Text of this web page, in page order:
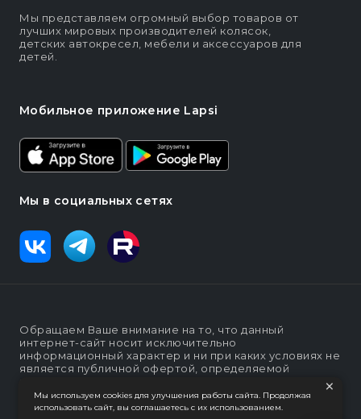
Мы представляем огромный выбор товаров от
лучших мировых производителей колясок,
детских автокресел, мебели и аксессуаров для
детей.
Мобильное приложение Lapsi
Мы в социальных сетях
Обращаем Ваше внимание на то, что данный
интернет-сайт носит исключительно
информационный характер и ни при каких условиях не
является публичной офертой, определяемой
положениями статьи п. 2 ст. 437 Гражданского кодекса
Российской Федерации
Политика конфеденциальности
×
Мы используем cookies для улучшения работы сайта. Продолжая
использовать сайт, вы соглашаетесь с их использованием.